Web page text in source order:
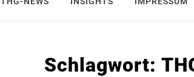
Schlagwort: